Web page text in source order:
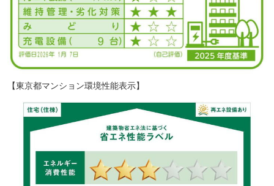
【東京都マンション環境性能表示】